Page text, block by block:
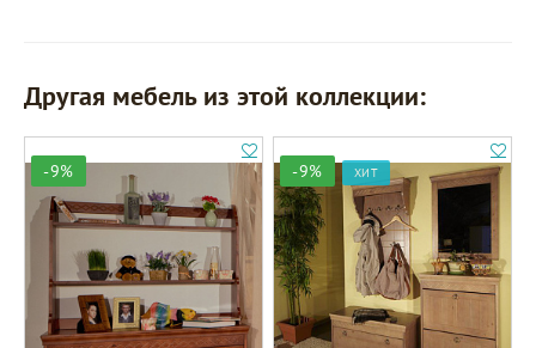
Другая мебель из этой коллекции:
-9% -9% ХИТ